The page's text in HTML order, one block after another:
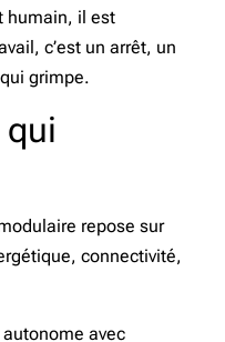
humain, il est
c’est un arrêt, un
grimpe.
repose sur
connectivité,